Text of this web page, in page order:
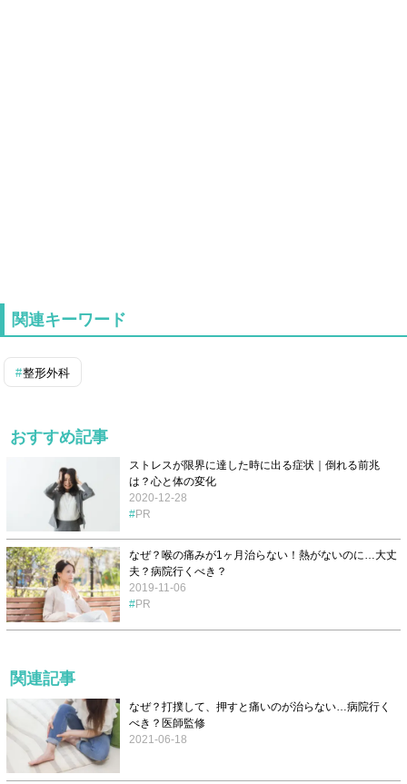
関連キーワード
整形外科
おすすめ記事
ストレスが限界に達した時に出る症状｜倒れる前兆
は？心と体の変化
2020-12-28
PR
なぜ？喉の痛みが1ヶ月治らない！熱がないのに…大丈
夫？病院行くべき？
2019-11-06
PR
関連記事
なぜ？打撲して、押すと痛いのが治らない…病院行く
べき？医師監修
2021-06-18